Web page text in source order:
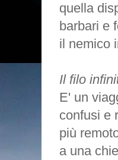
quella
barbari e
il nemico
Il filo
E' un
confusi e
più
a una